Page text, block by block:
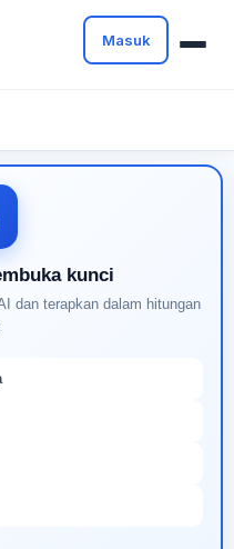
Masuk
kunci
dan terapkan dalam hitungan
kunci pencocokan